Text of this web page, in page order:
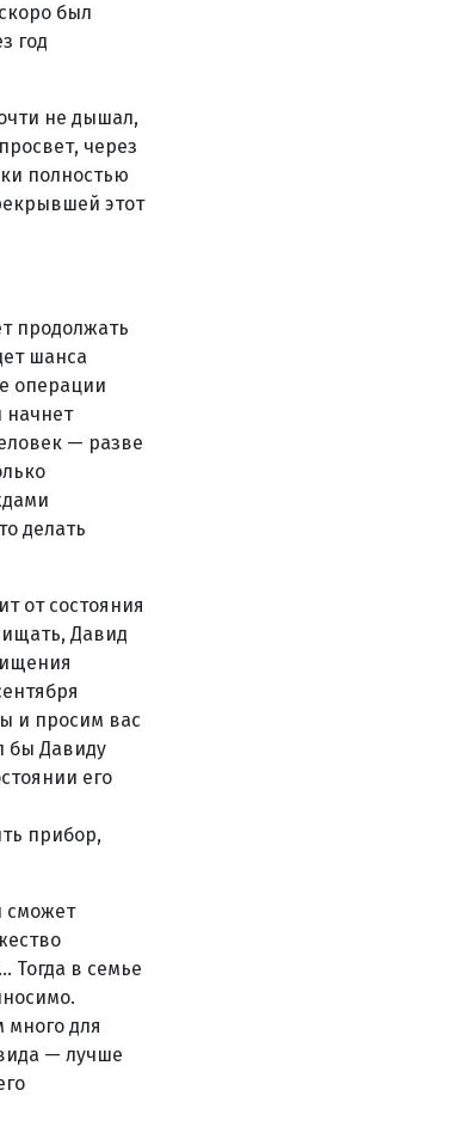
был
год
не дышал,
через
полностью
этот
продолжать
шанса
операции
начнет
— разве
делать
от состояния
Давид
и просим вас
бы Давиду
его
прибор,
сможет
Тогда в семье
много для
— лучше